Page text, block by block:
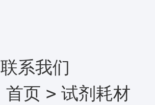
联系我们
首页 > 试剂耗材